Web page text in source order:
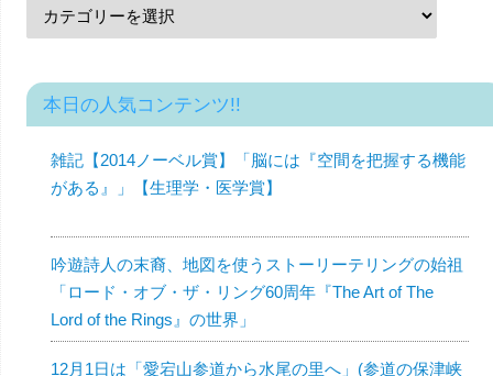
本日の人気コンテンツ!!
雑記【2014ノーベル賞】「脳には『空間を把握する機能
がある』」【生理学・医学賞】
吟遊詩人の末裔、地図を使うストーリーテリングの始祖
「ロード・オブ・ザ・リング60周年『The Art of The
Lord of the Rings』の世界」
12月1日は「愛宕山参道から水尾の里へ」(参道の保津峡